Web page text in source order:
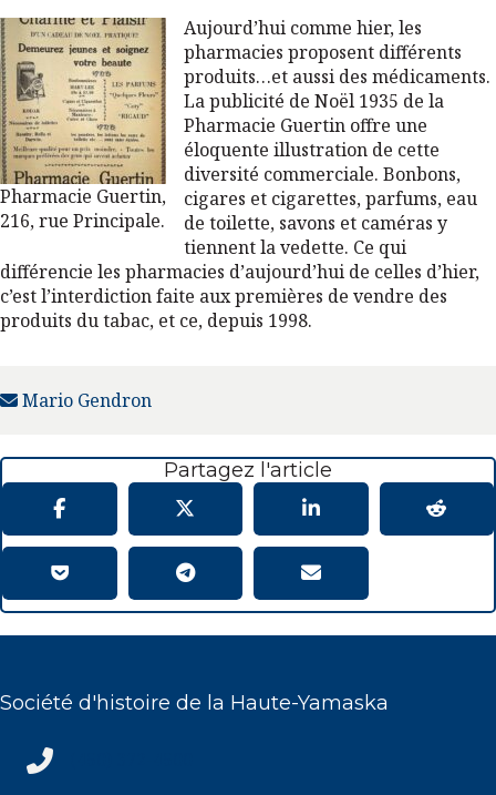
Pharmacie Guertin,
216, rue Principale.
Aujourd’hui comme hier, les
pharmacies proposent différents
produits…et aussi des médicaments.
La publicité de Noël 1935 de la
Pharmacie Guertin offre une
éloquente illustration de cette
diversité commerciale. Bonbons,
cigares et cigarettes, parfums, eau
de toilette, savons et caméras y
tiennent la vedette. Ce qui
différencie les pharmacies d’aujourd’hui de celles d’hier,
c’est l’interdiction faite aux premières de vendre des
produits du tabac, et ce, depuis 1998.
Mario Gendron
Partagez l'article
Société d'histoire de la Haute-Yamaska
(450) 372-4500